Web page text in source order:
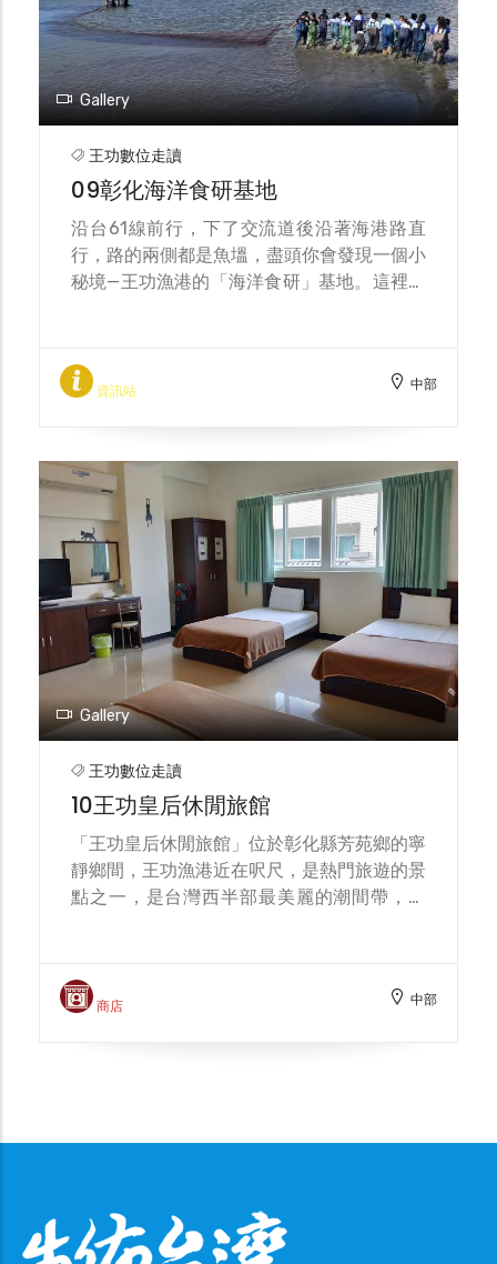
作、切實了解漁夫工作以及各種不同的捕魚工
具如何利用。 此外，在陳明瞭親切活潑的帶
領及講解下，大家還能在充滿歡笑的輕鬆氣氛
中進一步了解當地河口生態，並就地享用「尚
青」魚湯、採買新鮮的活力蝦、元氣蝦等魚場
特產，開心感受「一日漁夫」的生活。為了讓
教育拉近人與食物、土地、文化的關係，因此
台灣休閒農業發展協會創立「農業超市」品
牌，並推出全新的「食農好玩券」，推出季節
限定的漁民教育+食魚教育，6人成行、平假
農好好玩/14784 食農好玩券：
https://www.taiwanfarm.com.tw/products/
Gallery
王功數位走讀
09彰化海洋食研基地
沿台61線前行，下了交流道後沿著海港路直
行，路的兩側都是魚塭，盡頭你會發現一個小
秘境—王功漁港的「海洋食研」基地。這裡原
廣環境永續、食漁教育課程的秘密基地。食研
基地正朝著這樣願景前進，目前結合彰師大
海岸廊帶的地方創生事務，以青年的視角嘗試
提出地方解決方案，盼未來能成為彰化在地水
產品牌認證及加值中心，建立永續商業模式。
這裡擁有環境教育人員認證，擅海洋、食魚教
育；負責活動規劃與商品設計；以嚴謹的田野
調查企劃規劃生態課程，並以豐富的知識底蘊
進行生態解說；以當地豐盛海味設計風土餐
桌。 屬於彰化的力量正在遍地開花，有些人
早已深耕在地、蹲點多年，也有許多青年剛剛
起步，從各個面向投入創生。而「海洋食研基
地」從空間出發，重新連結人與地方，實踐各
種新的可能，讓家鄉更美好。
資訊站 中部
Gallery
王功數位走讀
10王功皇后休閒旅館
「王功皇后休閒旅館」位於彰化縣芳苑鄉的寧
靜鄉間，王功漁港近在呎尺，是熱門旅遊的景
點之一，是台灣西半部最美麗的潮間帶，採
的美說不完也道不盡，各鄉鎮知名的美食無不
令人吮指回味，若是親自來走一遭，就能深刻
商店 中部